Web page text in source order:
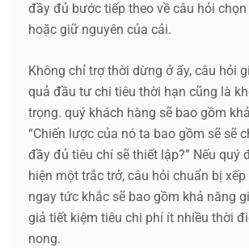
đầy đủ bước tiếp theo về câu hỏi
hoặc giữ nguyên của cải.
Không chỉ trợ thời dừng ở ấy, câu hỏi
quả đầu tư chi tiêu thời hạn cũng là
trọng. quý khách hàng sẽ bao gồm
“Chiến lược của nó ta bao gồm sẽ sẽ
đầy đủ tiêu chí sẽ thiết lập?” Nếu quý
hiện một trắc trở, câu hỏi chuẩn bị xếp
ngay tức khắc sẽ bao gồm khả năng
giả tiết kiệm tiêu chi phí ít nhiều thời
nong.